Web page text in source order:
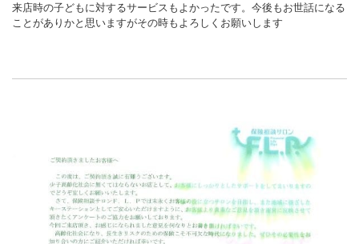
来店時の子どもに対するサービスもよかったです。今後もお世話になる
ことがありかと思いますがその時もよろしくお願いします